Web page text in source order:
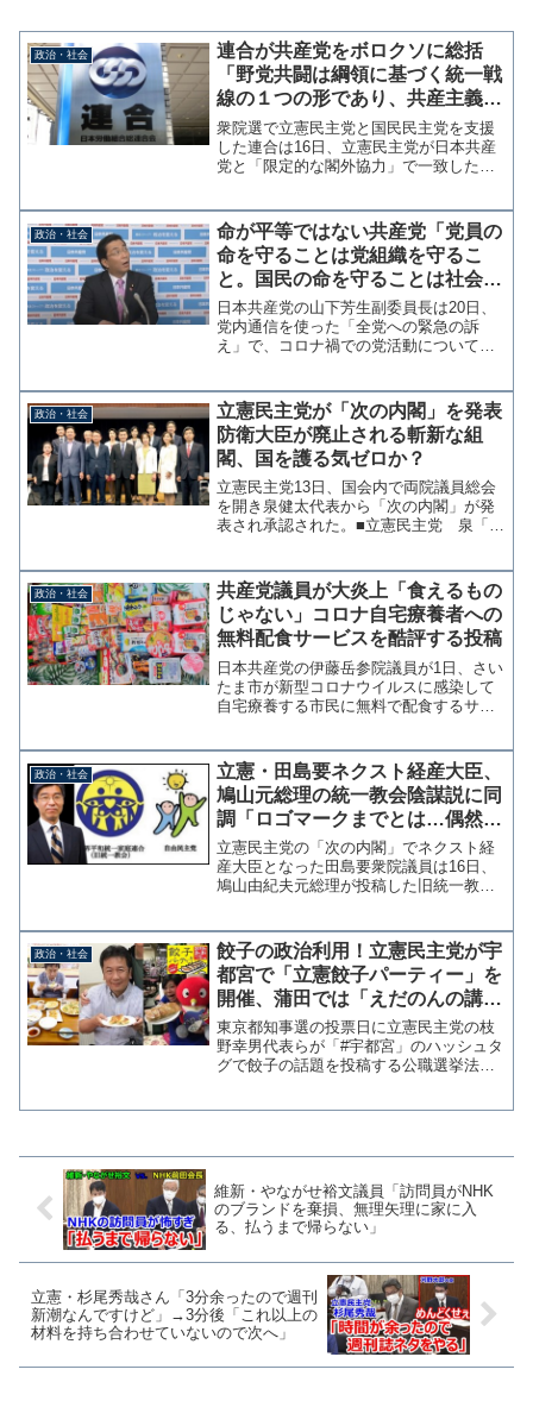
政治・社会
連合が共産党をボロクソに総括
「野党共闘は綱領に基づく統一戦
線の１つの形であり、共産主義社
会実現のための手段」「共産主義
を目指す勢力から批判されるゆえ
んは全くない」
衆院選で立憲民主党と国民民主党を支援
した連合は16日、立憲民主党が日本共産
党と「限定的な閣外協力」で一致したこ
衆院選総括「野党共闘は共産社会実現の
手段」 - 産経ニュー...
政治・社会
命が平等ではない共産党「党員の
命を守ることは党組織を守るこ
と。国民の命を守ることは社会的
責任」
日本共産党の山下芳生副委員長は20日、
党内通信を使った「全党への緊急の訴
え」で、コロナ禍での党活動について以
区別があるようで、中国共産党と同じ発
想だ。国民と党員の命を守...
政治・社会
立憲民主党が「次の内閣」を発表
防衛大臣が廃止される斬新な組
閣、国を護る気ゼロか？
立憲民主党13日、国会内で両院議員総会
を開き泉健太代表から「次の内閣」が発
表され承認された。■立憲民主党 泉「次
官 長妻昭○ネクスト内閣府担当大臣（災
害対策・...
政治・社会
共産党議員が大炎上「食えるもの
じゃない」コロナ自宅療養者への
無料配食サービスを酷評する投稿
日本共産党の伊藤岳参院議員が1日、さい
たま市が新型コロナウイルスに感染して
自宅療養する市民に無料で配食するサー
に、食えるものじゃない」とツイッター
に写真付きで投稿し批判を...
政治・社会
立憲・田島要ネクスト経産大臣、
鳩山元総理の統一教会陰謀説に同
調「ロゴマークまでとは…偶然の
一致とは思えません。もう本当に
怖いですね…」
立憲民主党の「次の内閣」でネクスト経
産大臣となった田島要衆院議員は16日、
鳩山由紀夫元総理が投稿した旧統一教会
た。 鳩山元総理の投稿は以前からSNS
で流れている内容で、稚拙...
政治・社会
餃子の政治利用！立憲民主党が宇
都宮で「立憲餃子パーティー」を
開催、蒲田では「えだのんの講演
を聞いて、蒲田名物羽根つき餃子
を食べよう！」の企画
東京都知事選の投票日に立憲民主党の枝
野幸男代表らが「#宇都宮」のハッシュタ
グで餃子の話題を投稿する公職選挙法の
維新・やながせ裕文議員「訪問員がNHK
のブランドを棄損、無理矢理に家に入
る、払うまで帰らない」
立憲・杉尾秀哉さん「3分余ったので週刊
新潮なんですけど」→3分後「これ以上の
材料を持ち合わせていないので次へ」